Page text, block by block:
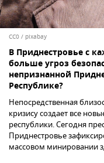
CC0 / pixabay
В Приднестровье с
больше угроз
непризнанной
Республике?
Непосредственная
кризису создает все
республики. Сегодня
Приднестровье
массовом минировании